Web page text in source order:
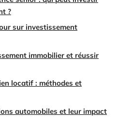
?
sur investissement
immobilier et réussir
locatif : méthodes et
automobiles et leur impact